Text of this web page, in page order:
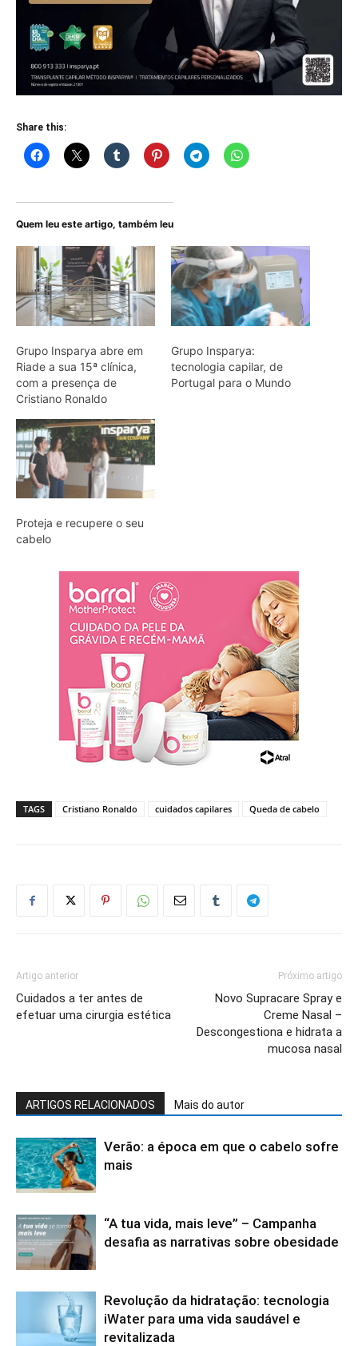
Share this:
Quem leu este artigo, também leu
Grupo Insparya abre em
Riade a sua 15ª clínica,
com a presença de
Cristiano Ronaldo
Grupo Insparya:
tecnologia capilar, de
Portugal para o Mundo
Proteja e recupere o seu
cabelo
TAGS Cristiano Ronaldo cuidados capilares Queda de cabelo
Artigo anterior
Cuidados a ter antes de
efetuar uma cirurgia estética
Próximo artigo
Novo Supracare Spray e
Creme Nasal –
Descongestiona e hidrata a
mucosa nasal
ARTIGOS RELACIONADOS Mais do autor
Verão: a época em que o cabelo sofre
mais
“A tua vida, mais leve” – Campanha
desafia as narrativas sobre obesidade
Revolução da hidratação: tecnologia
iWater para uma vida saudável e
revitalizada